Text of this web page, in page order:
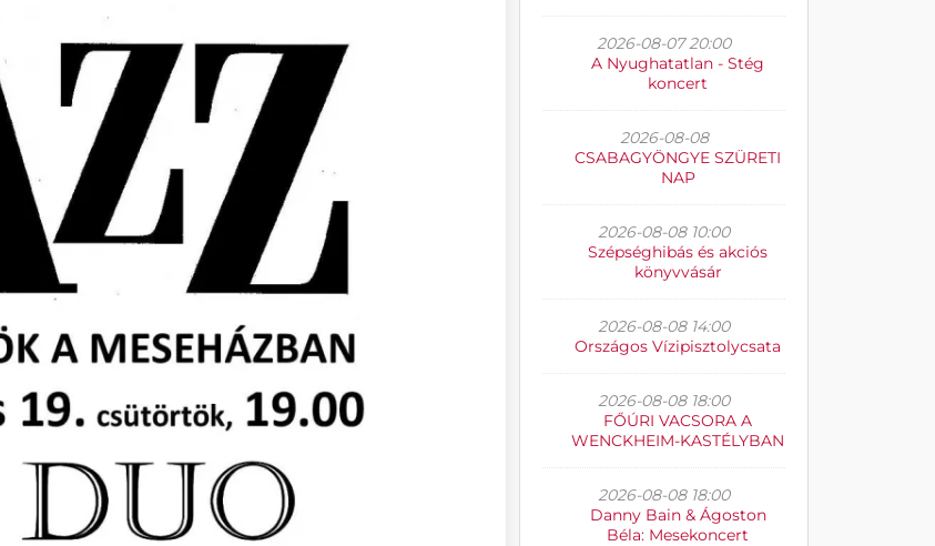
2026-08-07 20:00
A Nyughatatlan - Stég
koncert
2026-08-08
CSABAGYÖNGYE SZÜRETI
NAP
2026-08-08 10:00
Szépséghibás és akciós
könyvvásár
2026-08-08 14:00
Országos Vízipisztolycsata
2026-08-08 18:00
FŐÚRI VACSORA A
WENCKHEIM-KASTÉLYBAN
2026-08-08 18:00
Danny Bain & Ágoston
Béla: Mesekoncert